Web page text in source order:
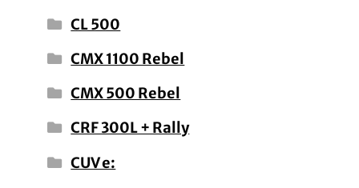
CL 500
CMX 1100 Rebel
CMX 500 Rebel
CRF 300L + Rally
CUV e: